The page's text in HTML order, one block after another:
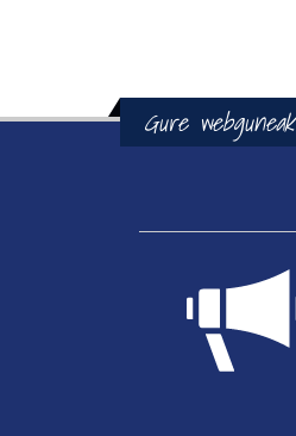
Gure webguneak